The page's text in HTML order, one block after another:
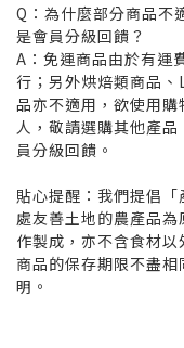
Q：為什麼部分商品不
是會員分級回饋？
A：免運商品由於有運
行；另外烘焙類商品
品亦不適用，欲使用
人，敬請選購其他產
員分級回饋。
貼心提醒：我們提倡
處友善土地的農產品
作製成，亦不含食材
商品的保存期限不盡
明。